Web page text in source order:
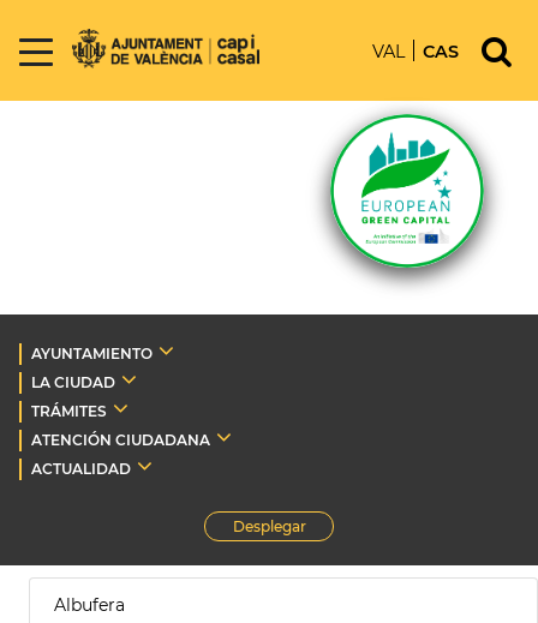
VAL CAS
AYUNTAMIENTO
LA CIUDAD
TRÁMITES
ATENCIÓN CIUDADANA
ACTUALIDAD
Desplegar
Albufera